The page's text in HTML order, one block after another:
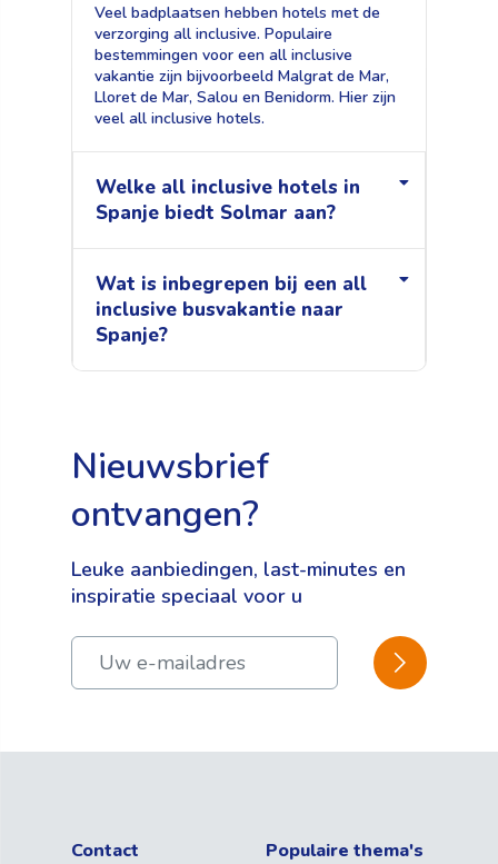
Veel badplaatsen hebben hotels met de
verzorging all inclusive. Populaire
bestemmingen voor een all inclusive
vakantie zijn bijvoorbeeld Malgrat de Mar,
Lloret de Mar, Salou en Benidorm. Hier zijn
veel all inclusive hotels.
Welke all inclusive hotels in
Spanje biedt Solmar aan?
Wat is inbegrepen bij een all
inclusive busvakantie naar
Spanje?
Nieuwsbrief
ontvangen?
Leuke aanbiedingen, last-minutes en
inspiratie speciaal voor u
BEVESTIGEN
Contact
Populaire thema's